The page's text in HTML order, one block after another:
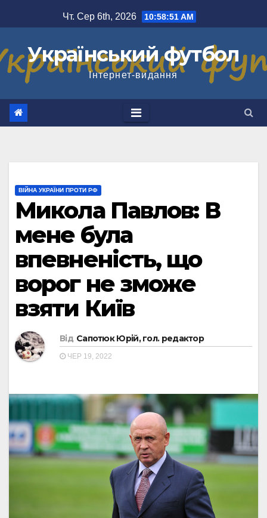
до
Чт. Сер 6th, 2026 10:58:52 AM
Український футбол
Інтернет-видання
ВІЙНА УКРАЇНИ ПРОТИ РФ
Микола Павлов: В
мене була
впевненість, що
ворог не зможе
взяти Київ
Від Сапотюк Юрій, гол. редактор
ЧЕР 19, 2022